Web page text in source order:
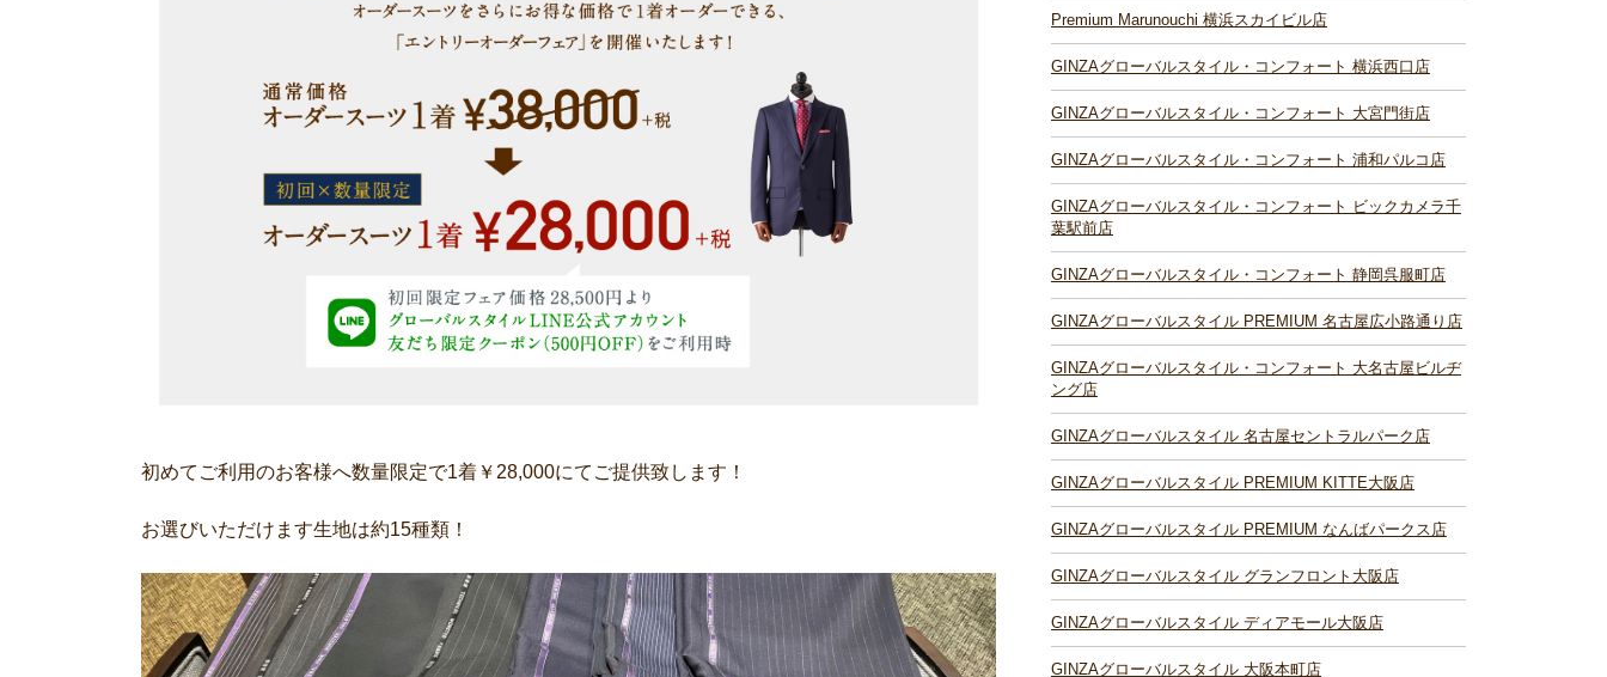
初めてご利用のお客様へ数量限定で1着￥28,000にてご提供致します！
お選びいただけます生地は約15種類！
Premium Marunouchi 横浜スカイビル店
GINZAグローバルスタイル・コンフォート 横浜西口店
GINZAグローバルスタイル・コンフォート 大宮門街店
GINZAグローバルスタイル・コンフォート 浦和パルコ店
GINZAグローバルスタイル・コンフォート ビックカメラ千
葉駅前店
GINZAグローバルスタイル・コンフォート 静岡呉服町店
GINZAグローバルスタイル PREMIUM 名古屋広小路通り店
GINZAグローバルスタイル・コンフォート 大名古屋ビルヂ
ング店
GINZAグローバルスタイル 名古屋セントラルパーク店
GINZAグローバルスタイル PREMIUM KITTE大阪店
GINZAグローバルスタイル PREMIUM なんばパークス店
GINZAグローバルスタイル グランフロント大阪店
GINZAグローバルスタイル ディアモール大阪店
GINZAグローバルスタイル 大阪本町店